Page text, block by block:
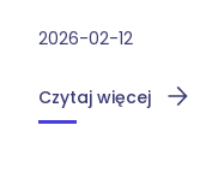
2026-02-12
Czytaj więcej